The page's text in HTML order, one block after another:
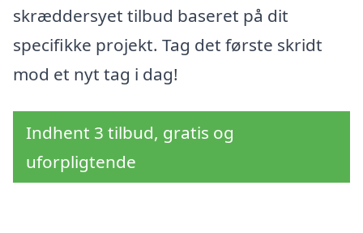
skræddersyet tilbud baseret på dit
specifikke projekt. Tag det første skridt
mod et nyt tag i dag!
Indhent 3 tilbud, gratis og
uforpligtende